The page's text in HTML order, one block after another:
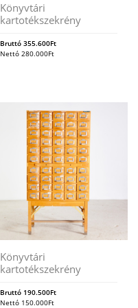
Könyvtári
kartotékszekrény
Bruttó355.600Ft
Nettó280.000Ft
Könyvtári
kartotékszekrény
Bruttó 190.500Ft
Nettó 150.000Ft